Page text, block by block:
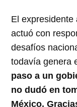
El expresidente
actuó con
desafíos
todavía genera
paso a un
no dudó en
México.